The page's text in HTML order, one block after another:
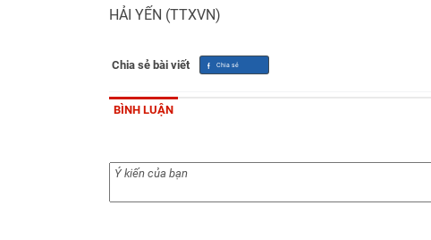
HẢI YẾN (TTXVN)
Chia sẻ bài viết
BÌNH LUẬN